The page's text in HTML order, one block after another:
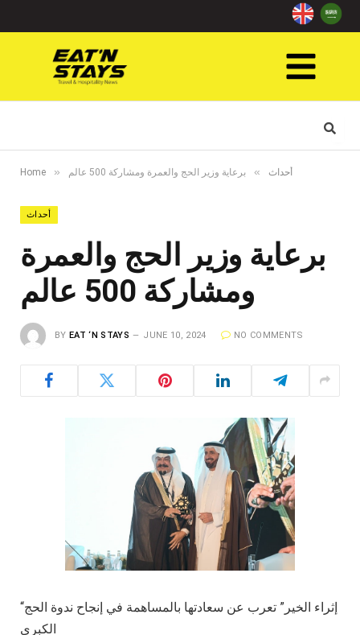
Home » أحداث » برعاية وزير الحج والعمرة ومشاركة 500 عالم
أحداث
برعاية وزير الحج والعمرة
ومشاركة 500 عالم
BY EAT ‘N STAYS JUNE 10, 2024 NO COMMENTS
“إثراء الخير” تعرب عن سعادتها بالمساهمة في إنجاح ندوة الحج
الكبرى